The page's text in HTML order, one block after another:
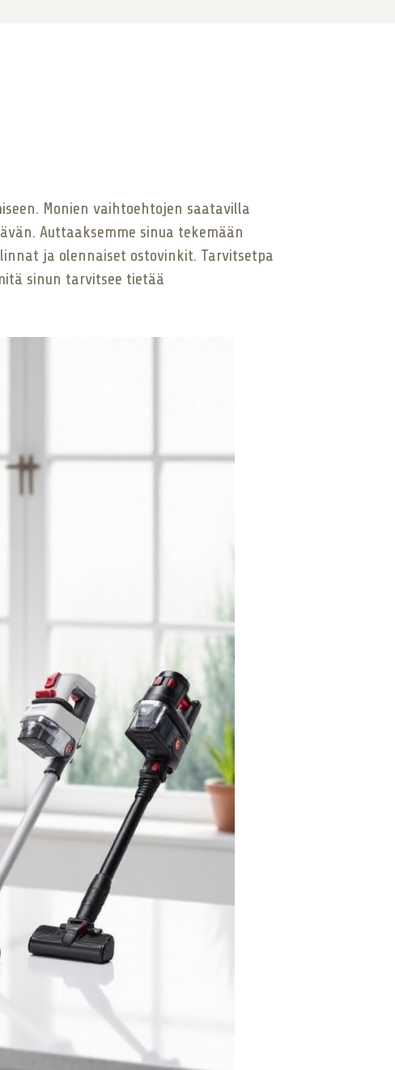
Monien vaihtoehtojen saatavilla
Auttaaksemme sinua tekemään
ja olennaiset ostovinkit. Tarvitsetpa
sinun tarvitsee tietää